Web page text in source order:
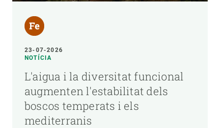
23-07-2026
NOTÍCIA
L'aigua i la diversitat funcional
augmenten l'estabilitat dels
boscos temperats i els
mediterranis